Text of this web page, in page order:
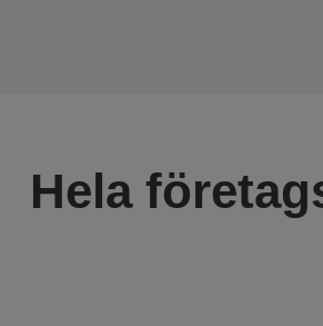
Hela